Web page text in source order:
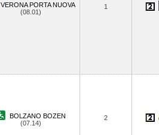
VERONA PORTA NUOVA
(08.01)
1
BOLZANO BOZEN
(07.14)
2